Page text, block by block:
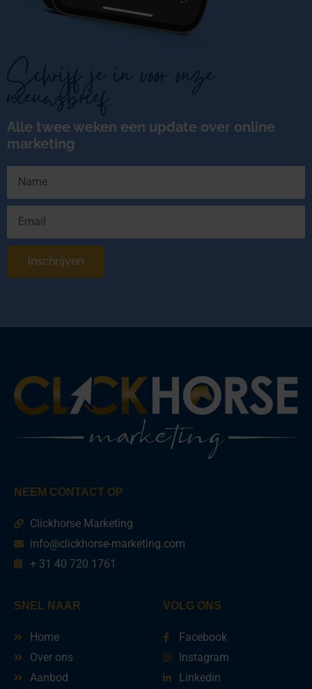
Schrijf je in voor onze
nieuwsbrief
Alle twee weken een update over online
marketing
Inschrijven
NEEM CONTACT OP
Clickhorse Marketing
info@clickhorse-marketing.com
+ 31 40 720 1761
SNEL NAAR
Home
Over ons
Aanbod
VOLG ONS
Facebook
Instagram
Linkedin